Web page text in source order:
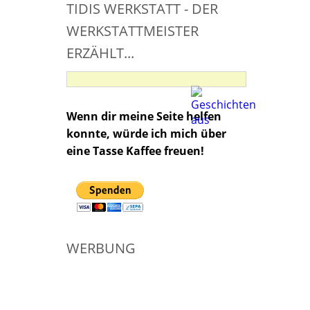
TIDIS WERKSTATT - DER
WERKSTATTMEISTER
ERZÄHLT...
Wenn dir meine Seite helfen
konnte, würde ich mich über
eine Tasse Kaffee freuen!
WERBUNG